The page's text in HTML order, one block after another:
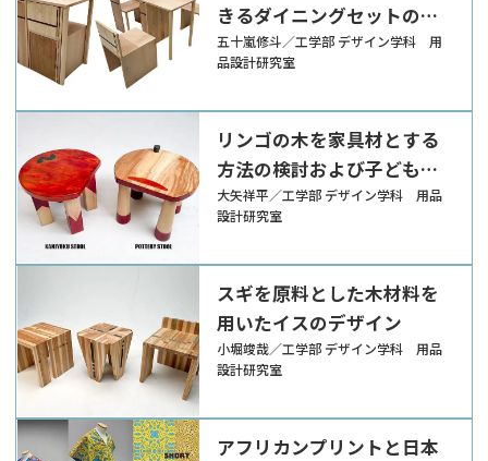
きるダイニングセットのデ
ザイン
五十嵐修斗／工学部 デザイン学科 用
品設計研究室
リンゴの木を家具材とする
方法の検討および子ども用
スツールへの応用
大矢祥平／工学部 デザイン学科 用品
設計研究室
スギを原料とした木材料を
用いたイスのデザイン
小堀竣哉／工学部 デザイン学科 用品
設計研究室
アフリカンプリントと日本